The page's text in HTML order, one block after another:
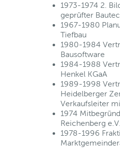
1973-1974 2.
geprüfter
1967-1980
Tiefbau
1980-1984
Bausoftware
1984-1988
Henkel KGaA
1989-1998
Heidelberger
Verkaufsleiter
1974
Reichenberg e.V.
1978-1996